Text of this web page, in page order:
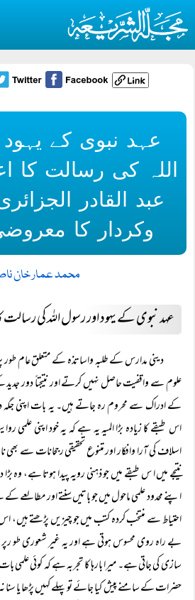
عہد نبوی کے
اللہ کی رسالت کا
عبد القادر
وکردار کا
محمد عمار خان
عہد نبوی کے یہود اور رسول اللہ کی
دینی مدارس کے طلبہ واساتذہ کے متعلق عام طور
علوم سے واقفیت حاصل نہیں کرتے اور نتیجتاً دور
کے ادراک سے محروم رہ جاتے ہیں۔ یہ بات اپنی
اس طبقے کا زیادہ بڑا المیہ یہ ہے کہ یہ خود اپنی
اسلاف کی آرا وافکار اور متنوع تحقیقی رجحانات سے
نتیجے میں ا س طبقے میں جو ذہنی رویہ پیدا ہوتا ہے،
اپنے محدود علمی ماحول میں جو باتیں سنتے اور
احتیاط سے منتخب کردہ کتب میں جو چیزیں پڑھتے ہیں،
بے راہ روی محسوس ہوتی ہے اور یہ غیر شعوری طو رپر
سازی کی جاتی ہے۔ میرا بارہا کا تجربہ ہے کہ کوئی علمی
حضرات کے سامنے پیش کیا جائے تو پہلے کہیں پڑھا یا